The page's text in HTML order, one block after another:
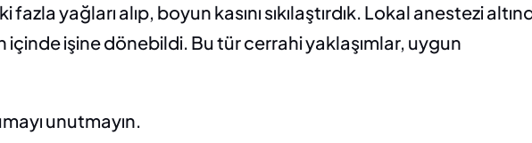
yağları alıp, boyun kasını sıkılaştırdık. Lokal anestezi
içinde işine dönebildi. Bu tür cerrahi yaklaşımlar, uygun
unutmayın.